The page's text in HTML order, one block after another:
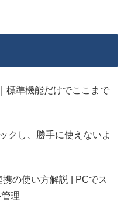
標準機能だけでここまで
クし、勝手に使えないよ
の使い方解説 | PCでス
理